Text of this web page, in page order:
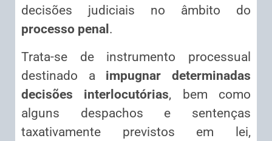
decisões judiciais no âmbito do
processo penal .
Trata-se de instrumento processual
destinado a impugnar determinadas
decisões interlocutórias, bem como
alguns despachos e sentenças
taxativamente previstos em lei,